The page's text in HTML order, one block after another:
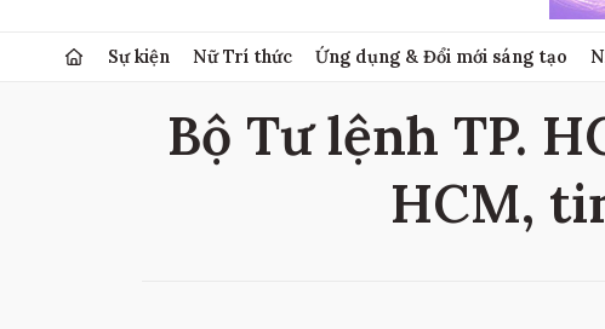
Sự kiện Nữ Trí thức Ứng dụng & Đổi mới sáng tạo
Bộ Tư lệnh TP.
HCM,